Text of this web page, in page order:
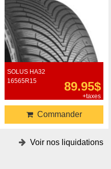
SOLUS HA32
16565R15
89.95$
+taxes
Commander
Voir nos liquidations